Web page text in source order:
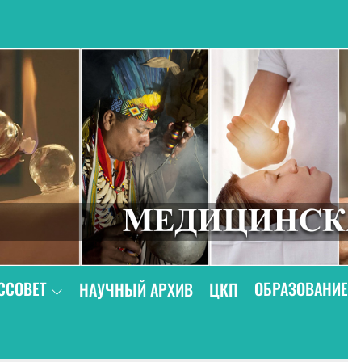
НАУЧНЫЙ АРХИВ ЦКП ОБРАЗОВАНИЕ